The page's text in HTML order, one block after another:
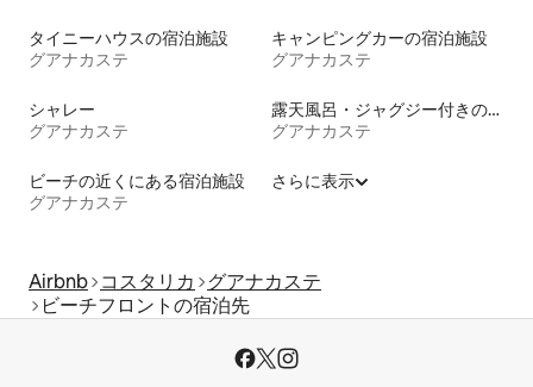
タイニーハウスの宿泊施設
グアナカステ
キャンピングカーの宿泊施設
グアナカステ
シャレー
グアナカステ
露天風呂・ジャグジー付きの宿泊施設
グアナカステ
ビーチの近くにある宿泊施設
グアナカステ
さらに表示
Airbnb コスタリカ
グアナカステ
ビーチフロントの宿泊先